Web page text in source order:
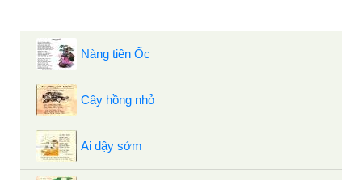
Nàng tiên Ốc
Cây hồng nhỏ
Ai dậy sớm